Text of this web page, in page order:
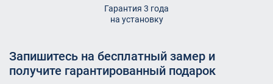
Гарантия 3 года
на установку
Запишитесь на бесплатный замер и
получите гарантированный подарок